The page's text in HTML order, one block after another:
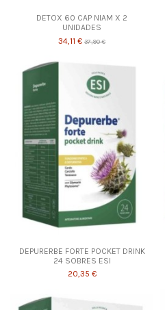
DETOX 60 CAP NIAM X 2
UNIDADES
34,11 € 37,90 €
DEPURERBE FORTE POCKET DRINK
24 SOBRES ESI
20,35 €